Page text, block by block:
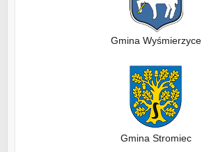
Gmina Wyśmierzyce
Gmina Stromiec